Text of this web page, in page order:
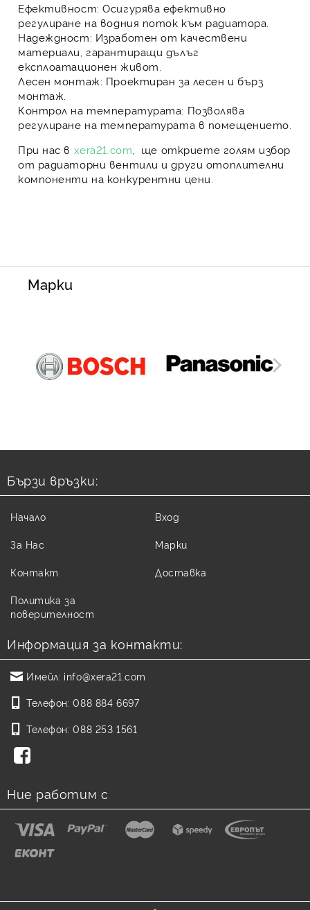
Ефективност: Осигурява ефективно
регулиране на водния поток към радиатора.
Надеждност: Изработен от качествени
материали, гарантиращи дълъг
експлоатационен живот.
Лесен монтаж: Проектиран за лесен и бърз
монтаж.
Контрол на температурата: Позволява
регулиране на температурата в помещението.
При нас в xera21.com
ще откриете голям избор
от радиаторни вентили и други отоплителни
компоненти на конкурентни цени
Марки
Бързи връзки:
Начало
За Нас
Контакт
Политика за
поверителност
Вход
Марки
Доставка
Информация за контакти:
Имейл: info@xera21.com
Телефон: 088 884 6697
Телефон: 088 253 1561
Ние работим с